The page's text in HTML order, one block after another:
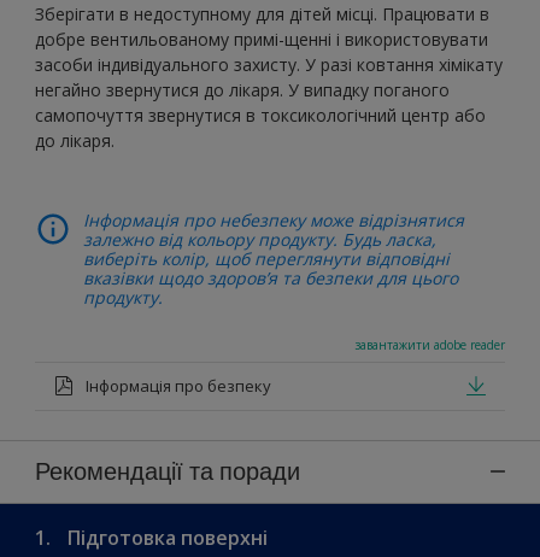
Зберігати в недоступному для дітей місці. Працювати в
добре вентильованому примі-щенні і використовувати
засоби індивідуального захисту. У разі ковтання хімікату
негайно звернутися до лікаря. У випадку поганого
самопочуття звернутися в токсикологічний центр або
до лікаря.
Інформація про небезпеку може відрізнятися
залежно від кольору продукту. Будь ласка,
виберіть колір, щоб переглянути відповідні
вказівки щодо здоров’я та безпеки для цього
продукту.
завантажити adobe reader
Інформація про безпеку
Рекомендації та поради
1. Підготовка поверхні